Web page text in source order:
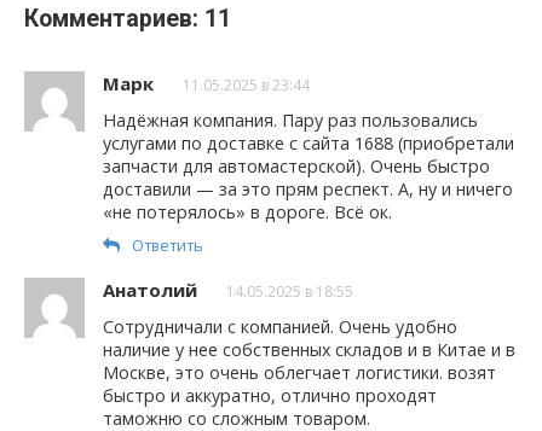
Комментариев: 11
Марк 11.05.2025 в 23:44
Надёжная компания. Пару раз пользовались
услугами по доставке с сайта 1688 (приобретали
запчасти для автомастерской). Очень быстро
доставили — за это прям респект. А, ну и ничего
«не потерялось» в дороге. Всё ок.
Ответить
Анатолий 14.05.2025 в 18:55
Сотрудничали с компанией. Очень удобно
наличие у нее собственных складов и в Китае и в
Москве, это очень облегчает логистики. возят
быстро и аккуратно, отлично проходят
таможню со сложным товаром.